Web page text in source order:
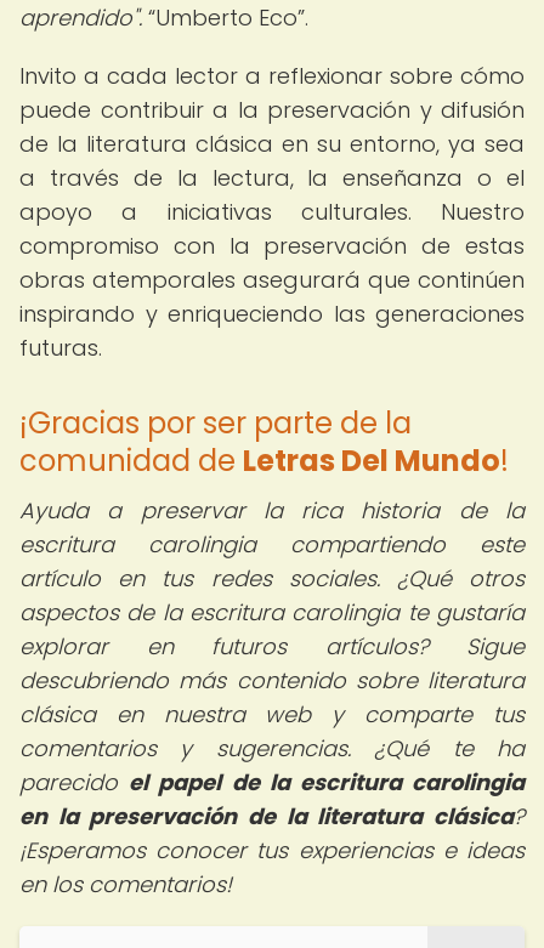
aprendido". Umberto Eco .
Invito a cada lector a reflexionar sobre cómo
puede contribuir a la preservación y difusión
de la literatura clásica en su entorno, ya sea
a través de la lectura, la enseñanza o el
apoyo a iniciativas culturales. Nuestro
compromiso con la preservación de estas
obras atemporales asegurará que continúen
inspirando y enriqueciendo las generaciones
futuras.
¡Gracias por ser parte de la
comunidad de Letras Del Mundo!
Ayuda a preservar la rica historia de la
escritura carolingia compartiendo este
artículo en tus redes sociales. ¿Qué otros
aspectos de la escritura carolingia te gustaría
explorar en futuros artículos? Sigue
descubriendo más contenido sobre literatura
clásica en nuestra web y comparte tus
comentarios y sugerencias. ¿Qué te ha
parecido el papel de la escritura carolingia
en la preservación de la literatura clásica?
¡Esperamos conocer tus experiencias e ideas
en los comentarios!